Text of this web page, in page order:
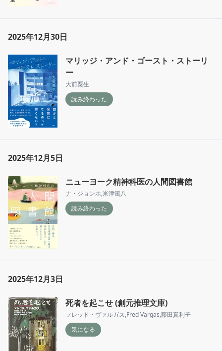
2025年12月30日
マリッジ・アンド・ゴースト・ストーリ
ー
大前粟生
読み終わった
2025年12月5日
ニューヨーク精神科医の人間図書館
ナ・ジョンホ,米津篤八
読み終わった
2025年12月3日
死者を起こせ (創元推理文庫)
フレッド・ヴァルガス,Fred Vargas,藤田真利子
気になる